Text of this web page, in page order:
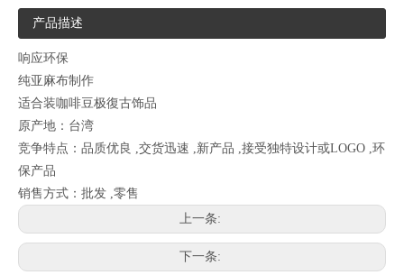
产品描述
响应环保
纯亚麻布制作
适合装咖啡豆极復古饰品
原产地：台湾
竞争特点：品质优良 ,交货迅速 ,新产品 ,接受独特设计或LOGO ,环
保产品
销售方式：批发 ,零售
上一条:
下一条: